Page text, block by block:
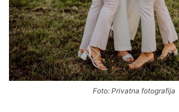
Foto: Privatna fotografija